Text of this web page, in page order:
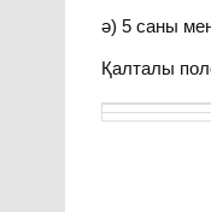
ә) 5 саны
Қалталы